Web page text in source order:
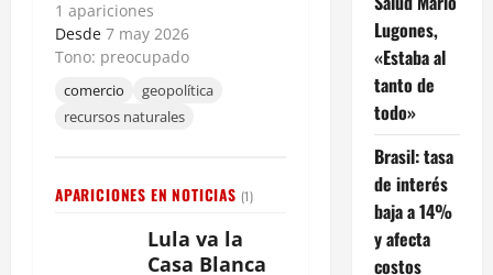
1 apariciones
Desde 7 may 2026
Tono: preocupado
comercio
geopolítica
recursos naturales
APARICIONES EN NOTICIAS (1)
Lula va la
Casa Blanca
Lugones,
«Estaba al
tanto de
todo»
Brasil: tasa
de interés
baja a 14%
y afecta
costos